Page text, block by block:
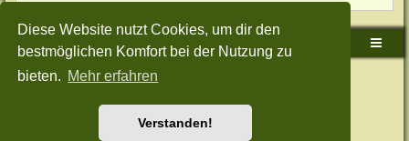
Diese Website nutzt Cookies, um dir den
bestmöglichen Komfort bei der Nutzung zu
bieten. Mehr erfahren
Verstanden!
Sudden-Strike-Maps.de Hauptseite Foren-Übersicht
Powered byphpBB® Forum Software © phpBB Limited
Style: Green-Style-Split by Joyce&LunaphpBB-Style-Design
Nutzungsbedingungen